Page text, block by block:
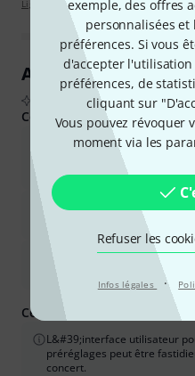
exemple, des offres
personnalisées
préférences. Si vous
d'accepter l'utilisation
préférences, de
cliquant sur
Vous pouvez révoquer
moment via les
Refuser les
Infos légales ·
Lignes directrices d'évaluation
Aperçu des avis
D'après les avis d'acheteurs
Ce que les acheteurs ont
La qualité sonore est
de réverbérations de haute
l&#39;atmosphérique.
Il offre de vastes possibilités
d&#39;expérimentation
La qualité de fabrication est
Ce que vous devez savoir
L&#39;interface utilisateur
préréglages peut être
concert.